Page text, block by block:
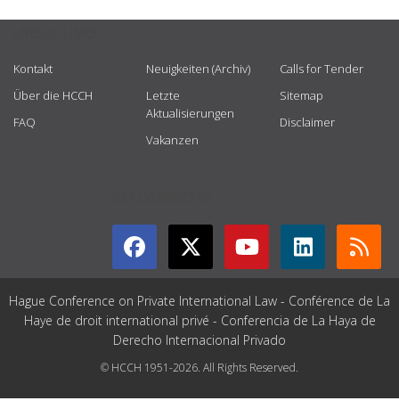
Kontakt
Über die HCCH
FAQ
Neuigkeiten (Archiv)
Letzte
Aktualisierungen
Vakanzen
Calls for Tender
Sitemap
Disclaimer
Hague Conference on Private International Law - Conférence de La
Haye de droit international privé - Conferencia de La Haya de
Derecho Internacional Privado
© HCCH 1951-2026. All Rights Reserved.